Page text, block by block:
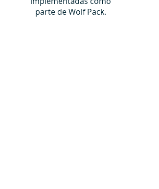
parte de Wolf Pack.